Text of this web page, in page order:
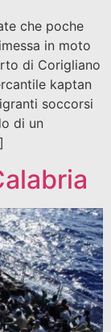
che poche
in moto
di Corigliano
kaptan
soccorsi
di un